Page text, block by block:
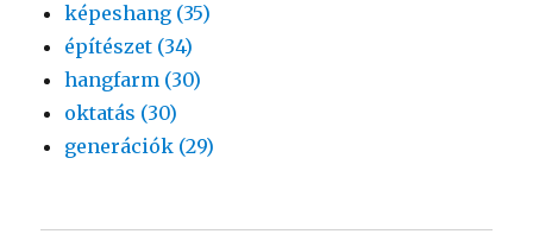
képeshang (35)
építészet (34)
hangfarm (30)
oktatás (30)
generációk (29)